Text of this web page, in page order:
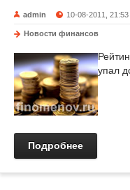
admin 10-08-2011, 21:53
Новости финансов
упал
Подробнее